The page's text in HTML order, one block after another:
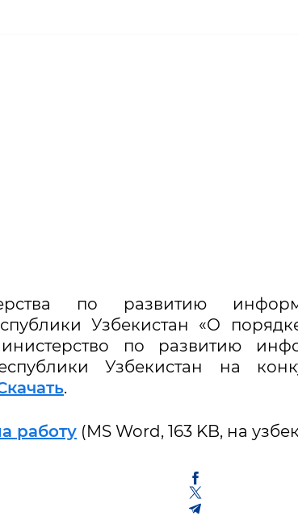
по развитию
Узбекистан «О
по развитию
Узбекистан на
.
работу (MS Word, 163 KB, на